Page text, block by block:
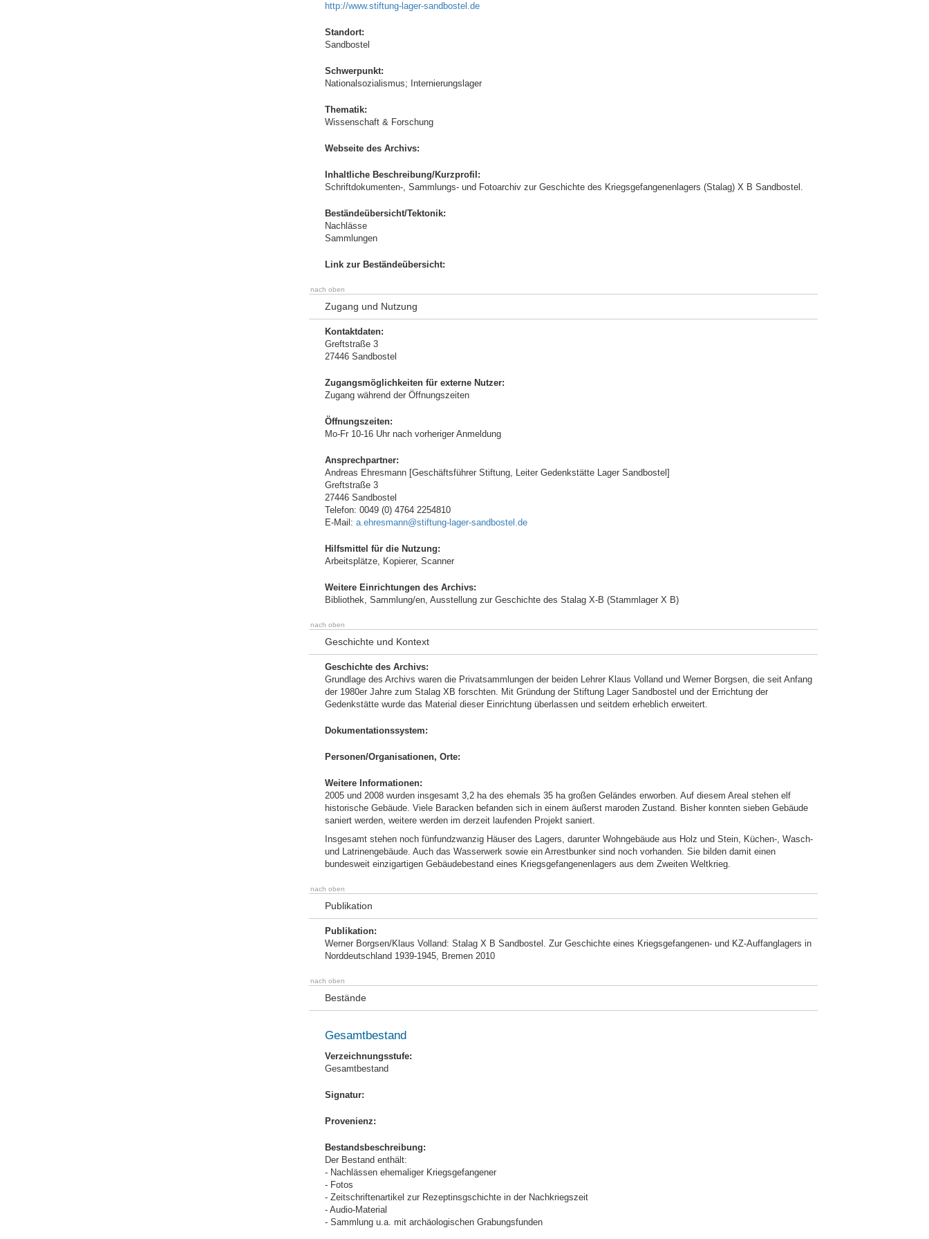
http://www.stiftung-lager-sandbostel.de
Standort:
Sandbostel
Schwerpunkt:
Nationalsozialismus; Internierungslager
Thematik:
Wissenschaft & Forschung
Webseite des Archivs:
Inhaltliche Beschreibung/Kurzprofil:
Schriftdokumenten-, Sammlungs- und Fotoarchiv zur Geschichte des Kriegsgefangenenlagers (Stalag) X B Sandbostel.
Beständeübersicht/Tektonik:
Nachlässe
Sammlungen
Link zur Beständeübersicht:
nach oben
Zugang und Nutzung
Kontaktdaten:
Greftstraße 3
27446 Sandbostel
Zugangsmöglichkeiten für externe Nutzer:
Zugang während der Öffnungszeiten
Öffnungszeiten:
Mo-Fr 10-16 Uhr nach vorheriger Anmeldung
Ansprechpartner:
Andreas Ehresmann [Geschäftsführer Stiftung, Leiter Gedenkstätte Lager Sandbostel]
Greftstraße 3
27446 Sandbostel
Telefon: 0049 (0) 4764 2254810
E-Mail: a.ehresmann@stiftung-lager-sandbostel.de
Hilfsmittel für die Nutzung:
Arbeitsplätze, Kopierer, Scanner
Weitere Einrichtungen des Archivs:
Bibliothek, Sammlung/en, Ausstellung zur Geschichte des Stalag X-B (Stammlager X B)
nach oben
Geschichte und Kontext
Geschichte des Archivs:
Grundlage des Archivs waren die Privatsammlungen der beiden Lehrer Klaus Volland und Werner Borgsen, die seit Anfang
der 1980er Jahre zum Stalag XB forschten. Mit Gründung der Stiftung Lager Sandbostel und der Errichtung der
Gedenkstätte wurde das Material dieser Einrichtung überlassen und seitdem erheblich erweitert.
Dokumentationssystem:
Personen/Organisationen, Orte:
Weitere Informationen:
2005 und 2008 wurden insgesamt 3,2 ha des ehemals 35 ha großen Geländes erworben. Auf diesem Areal stehen elf
historische Gebäude. Viele Baracken befanden sich in einem äußerst maroden Zustand. Bisher konnten sieben Gebäude
saniert werden, weitere werden im derzeit laufenden Projekt saniert.
Insgesamt stehen noch fünfundzwanzig Häuser des Lagers, darunter Wohngebäude aus Holz und Stein, Küchen-, Wasch-
und Latrinengebäude. Auch das Wasserwerk sowie ein Arrestbunker sind noch vorhanden. Sie bilden damit einen
bundesweit einzigartigen Gebäudebestand eines Kriegsgefangenenlagers aus dem Zweiten Weltkrieg.
nach oben
Publikation
Publikation:
Werner Borgsen/Klaus Volland: Stalag X B Sandbostel. Zur Geschichte eines Kriegsgefangenen- und KZ-Auffanglagers in
Norddeutschland 1939-1945, Bremen 2010
nach oben
Bestände
Gesamtbestand
Verzeichnungsstufe:
Gesamtbestand
Signatur:
Provenienz:
Bestandsbeschreibung:
Der Bestand enthält:
- Nachlässen ehemaliger Kriegsgefangener
- Fotos
- Zeitschriftenartikel zur Rezeptinsgschichte in der Nachkriegszeit
- Audio-Material
- Sammlung u.a. mit archäologischen Grabungsfunden